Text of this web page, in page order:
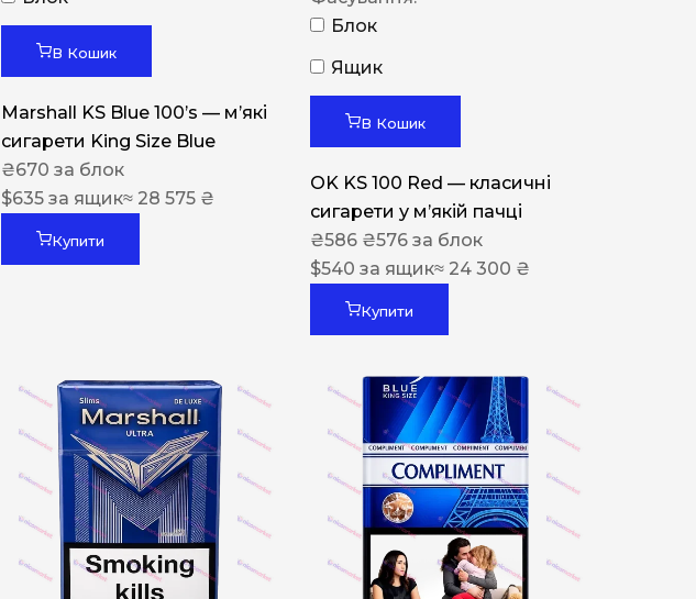
В Кошик
Marshall KS Blue 100’s — м’які
сигарети King Size Blue
₴670 за блок
$635 за ящик≈ 28 575 ₴
Купити
Блок
Ящик
В Кошик
OK KS 100 Red — класичні
сигарети у м’якій пачці
₴586 ₴576 за блок
$540 за ящик≈ 24 300 ₴
Купити